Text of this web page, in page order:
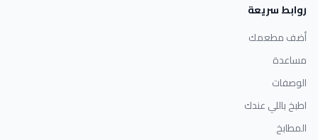
روابط سريعة
أضف مطعمك
مساعدة
الوصفات
اطبخ باللي عندك
المطابخ